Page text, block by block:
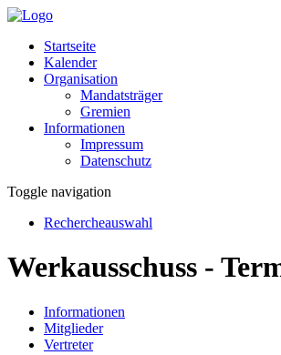
Startseite
Kalender
Organisation
Mandatsträger
Gremien
Informationen
Impressum
Datenschutz
Toggle navigation
Rechercheauswahl
Werkausschuss -
Informationen
Mitglieder
Vertreter